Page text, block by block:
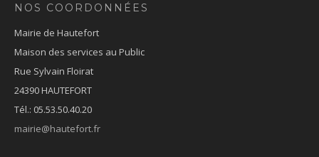
NOS COORDONNÉES
Mairie de Hautefort
Maison des services au Public
Rue Sylvain Floirat
24390 HAUTEFORT
Tél.: 05.53.50.40.20
mairie@hautefort.fr